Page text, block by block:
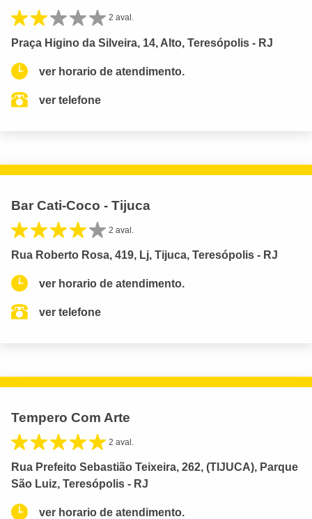
2 aval.
Praça Higino da Silveira, 14, Alto, Teresópolis - RJ
ver horario de atendimento.
ver telefone
Bar Cati-Coco - Tijuca
2 aval.
Rua Roberto Rosa, 419, Lj, Tijuca, Teresópolis - RJ
ver horario de atendimento.
ver telefone
Tempero Com Arte
2 aval.
Rua Prefeito Sebastião Teixeira, 262, (TIJUCA), Parque
São Luiz, Teresópolis - RJ
ver horario de atendimento.